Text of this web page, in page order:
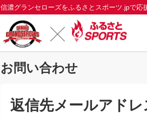
信濃グランセローズをふるさとスポーツ.jpで応
お問い合わせ
返信先メールアドレ